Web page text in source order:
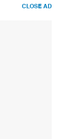
CLOSE AD